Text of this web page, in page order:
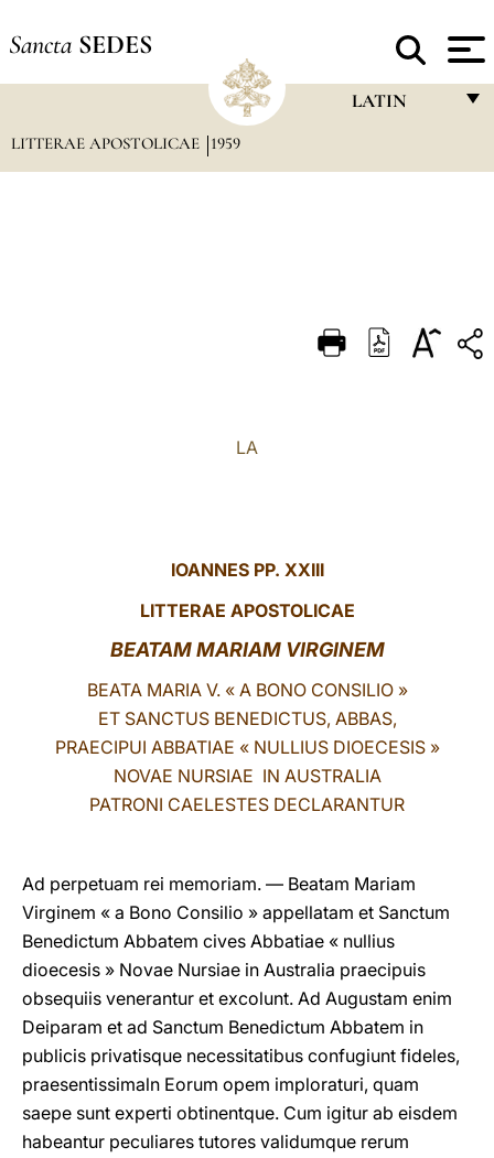
Sancta SEDES
LATIN
DEUTSCH
LITTERAE APOSTOLICAE 1959
LA
IOANNES PP. XXIII
LITTERAE APOSTOLICAE
BEATAM MARIAM VIRGINEM
BEATA MARIA V. « A BONO CONSILIO »
ET SANCTUS BENEDICTUS, ABBAS,
PRAECIPUI ABBATIAE « NULLIUS DIOECESIS »
NOVAE NURSIAE IN AUSTRALIA
PATRONI CAELESTES DECLARANTUR
Ad perpetuam rei memoriam. — Beatam Mariam
Virginem « a Bono Consilio » appellatam et Sanctum
Benedictum Abbatem cives Abbatiae « nullius
dioecesis » Novae Nursiae in Australia praecipuis
obsequiis venerantur et excolunt. Ad Augustam enim
Deiparam et ad Sanctum Benedictum Abbatem in
publicis privatisque necessitatibus confugiunt fideles,
praesentissimaln Eorum opem imploraturi, quam
saepe sunt experti obtinentque. Cum igitur ab eisdem
habeantur peculiares tutores validumque rerum